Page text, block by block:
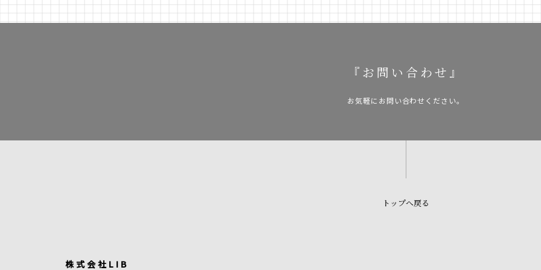
『お問い合わせ』
お気軽にお問い合わせください。
トップへ戻る
株式会社LIB